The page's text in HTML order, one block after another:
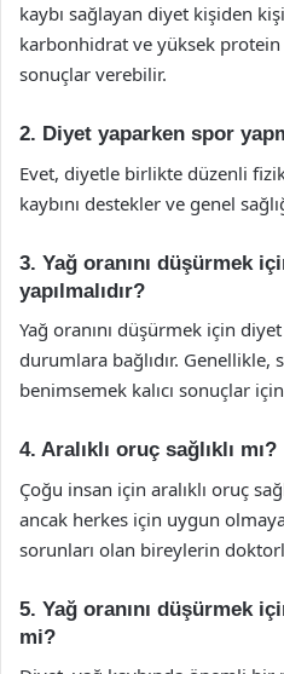
kaybı sağlayan diyet kişiden
karbonhidrat ve yüksek protein
sonuçlar verebilir.
2. Diyet yaparken spor
Evet, diyetle birlikte düzenli
kaybını destekler ve genel
3. Yağ oranını düşürmek
yapılmalıdır?
Yağ oranını düşürmek için
durumlara bağlıdır. Genellikle,
benimsemek kalıcı sonuçlar
4. Aralıklı oruç sağlıklı mı?
Çoğu insan için aralıklı oruç
ancak herkes için uygun
sorunları olan bireylerin
5. Yağ oranını düşürmek
mi?